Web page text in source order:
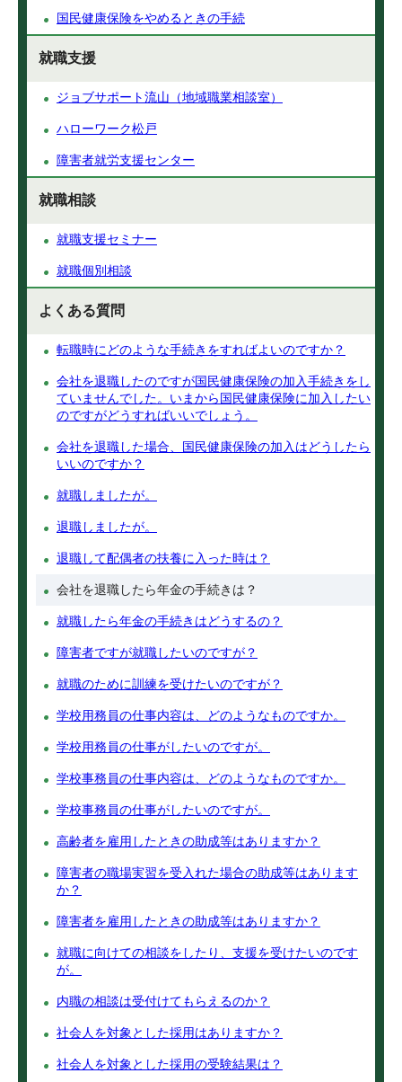
国民健康保険をやめるときの手続
就職支援
ジョブサポート流山（地域職業相談室）
ハローワーク松戸
障害者就労支援センター
就職相談
就職支援セミナー
就職個別相談
よくある質問
転職時にどのような手続きをすればよいのですか？
会社を退職したのですが国民健康保険の加入手続きをし
ていませんでした。いまから国民健康保険に加入したい
のですがどうすればいいでしょう。
会社を退職した場合、国民健康保険の加入はどうしたら
いいのですか？
就職しましたが。
退職しましたが。
退職して配偶者の扶養に入った時は？
会社を退職したら年金の手続きは？
就職したら年金の手続きはどうするの？
障害者ですが就職したいのですが？
就職のために訓練を受けたいのですが？
学校用務員の仕事内容は、どのようなものですか。
学校用務員の仕事がしたいのですが。
学校事務員の仕事内容は、どのようなものですか。
学校事務員の仕事がしたいのですが。
高齢者を雇用したときの助成等はありますか？
障害者の職場実習を受入れた場合の助成等はあります
か？
障害者を雇用したときの助成等はありますか？
就職に向けての相談をしたり、支援を受けたいのです
が。
内職の相談は受付けてもらえるのか？
社会人を対象とした採用はありますか？
社会人を対象とした採用の受験結果は？